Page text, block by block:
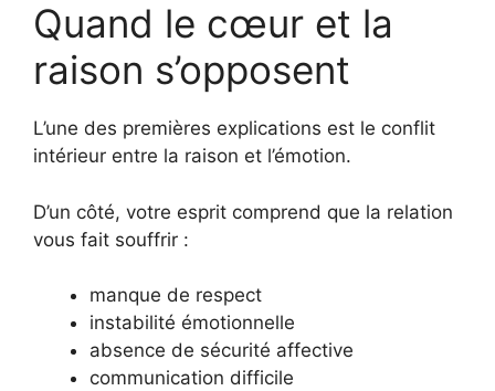
Quand le cœur et la
raison s’opposent
L’une des premières explications est le conflit
intérieur entre la raison et l’émotion.
D’un côté, votre esprit comprend que la relation
vous fait souffrir :
manque de respect
instabilité émotionnelle
absence de sécurité affective
communication difficile